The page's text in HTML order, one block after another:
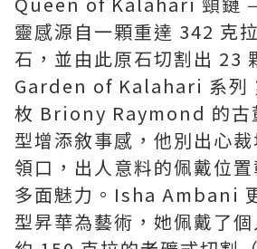
靈感源自一顆重達 342 克
石，並由此原石切割出 23
Garden of Kalahari 系列
枚 Briony Raymond 的古
型增添敘事感，他別出心
領口，出人意料的佩戴位
多面魅力。Isha Ambani
型昇華為藝術，她佩戴了